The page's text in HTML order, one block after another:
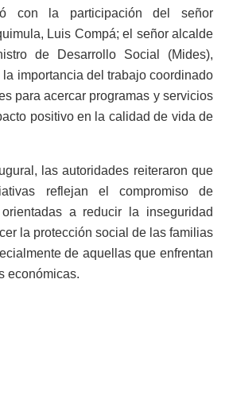
con la participación del señor
Luis Compá; el señor alcalde
de Desarrollo Social (Mides),
importancia del trabajo coordinado
para acercar programas y servicios
positivo en la calidad de vida de
las autoridades reiteraron que
reflejan el compromiso de
a reducir la inseguridad
la protección social de las familias
de aquellas que enfrentan
económicas.